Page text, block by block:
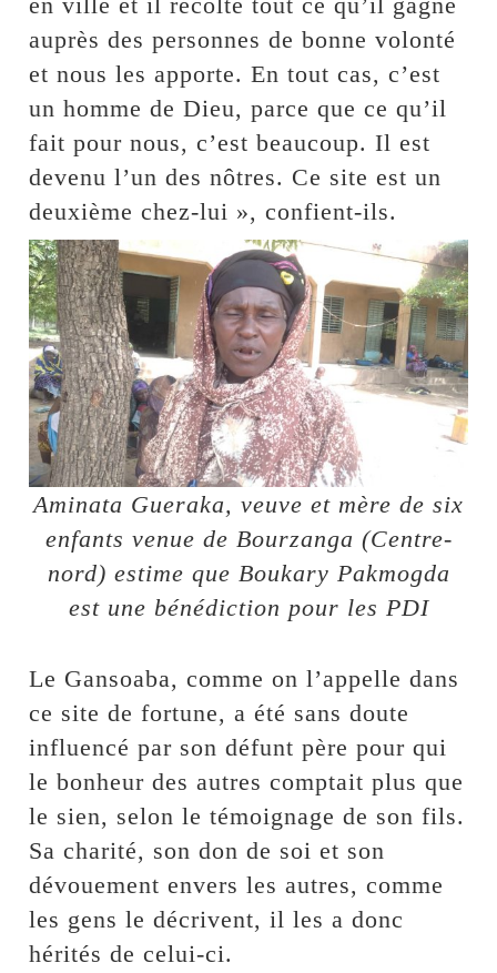
auprès des personnes de bonne volonté
et nous les apporte. En tout cas, c’est
un homme de Dieu, parce que ce qu’il
fait pour nous, c’est beaucoup. Il est
devenu l’un des nôtres. Ce site est un
deuxième chez-lui », confient-ils.
Aminata Gueraka, veuve et mère de six
enfants venue de Bourzanga (Centre-
nord) estime que Boukary Pakmogda
est une bénédiction pour les PDI
Le Gansoaba, comme on l’appelle dans
ce site de fortune, a été sans doute
influencé par son défunt père pour qui
le bonheur des autres comptait plus que
le sien, selon le témoignage de son fils.
Sa charité, son don de soi et son
dévouement envers les autres, comme
les gens le décrivent, il les a donc
hérités de celui-ci.